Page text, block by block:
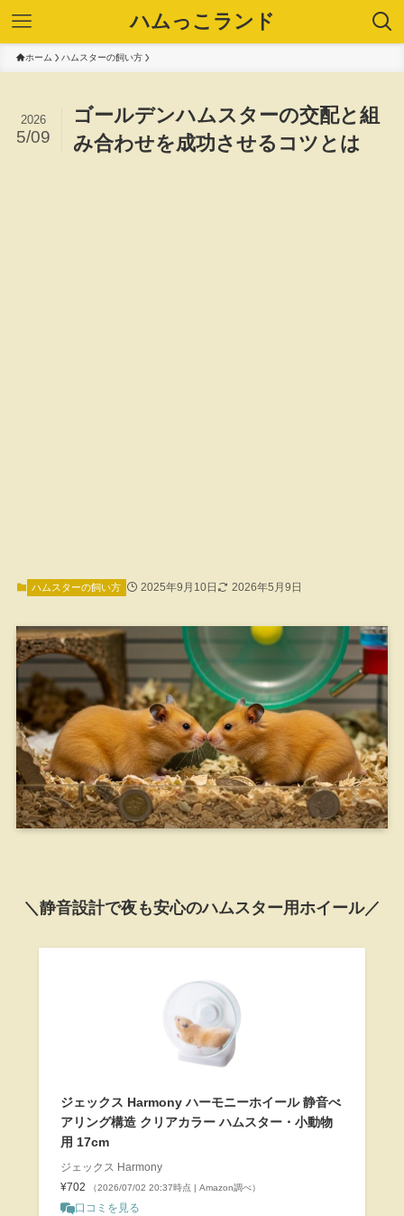
ハムっこランド
ホーム ハムスターの飼い方
ゴールデンハムスターの交配と組
み合わせを成功させるコツとは
2026
5/09
ハムスターの飼い方 2025年9月10日 2026年5月9日
＼静音設計で夜も安心のハムスター用ホイール／
ジェックス Harmony ハーモニーホイール 静音べ
アリング構造 クリアカラー ハムスター・小動物
用 17cm
ジェックス Harmony
¥702
（2026/07/02 20:37時点 | Amazon調べ）
口コミを見る